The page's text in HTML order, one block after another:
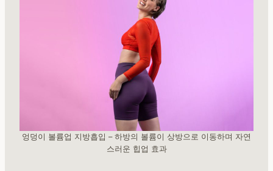
엉덩이 볼륨업 지방흡입 – 하방의 볼륨이 상방으로 이동하며 자연
스러운 힙업 효과